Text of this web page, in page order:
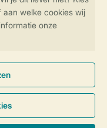
&
Cookies en banners